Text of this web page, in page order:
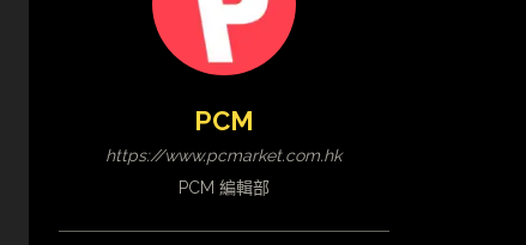
PCM
https://www.pcmarket.com.hk
PCM 編輯部